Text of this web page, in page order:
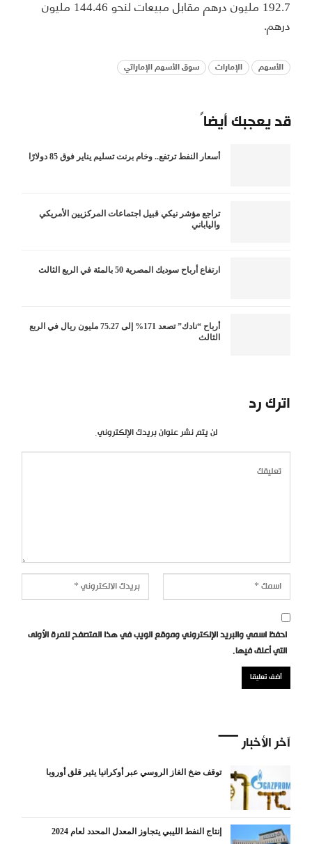
192.7 مليون درهم مقابل مبيعات لنحو 144.46 مليون
درهم.
الأسهم الإمارات سوق الأسهم الإماراتي
قد يعجبك أيضاً
أسعار النفط ترتفع.. وخام برنت تسليم يناير فوق 85 دولارًا
تراجع مؤشر نيكي قبيل اجتماعات المركزيين الأمريكي
والياباني
ارتفاع أرباح سوديك المصرية 50 بالمئة في الربع الثالث
أرباح “نادك” تصعد 171% إلى 75.27 مليون ريال في الربع
الثالث
اترك رد
لن يتم نشر عنوان بريدك الإلكتروني.
احفظ اسمي والبريد الإلكتروني وموقع الويب في هذا المتصفح للمرة الأولى
التي أعلق فيها.
آخر الأخبار
توقف ضخ الغاز الروسي عبر أوكرانيا يثير قلق أوروبا
إنتاج النفط الليبي يتجاوز المعدل المحدد لعام 2024